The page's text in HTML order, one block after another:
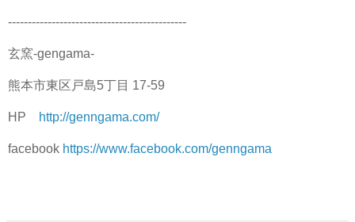
---------------------------------------------
玄窯-gengama-
熊本市東区戸島5丁目 17-59
HP http://genngama.com/
facebook https://www.facebook.com/genngama